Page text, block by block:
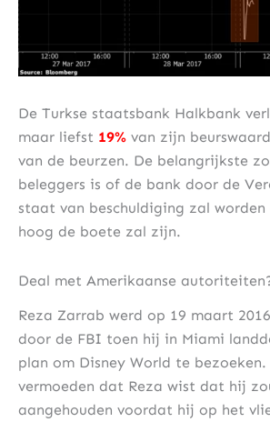
De Turkse staatsbank Halkbank
maar liefst 19% van zijn
van de beurzen. De belangrijkste
beleggers is of de bank door de
staat van beschuldiging zal worden
hoog de boete zal zijn.
Deal met Amerikaanse
Reza Zarrab werd op 19 maart
door de FBI toen hij in Miami
plan om Disney World te
vermoeden dat Reza wist dat hij
aangehouden voordat hij op het